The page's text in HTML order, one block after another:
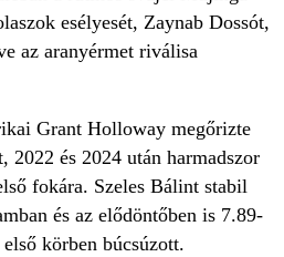
esélyesét, Zaynab Dossót,
az aranyérmet riválisa
Grant Holloway megőrizte
2022 és 2024 után harmadszor
fokára. Szeles Bálint stabil
és az elődöntőben is 7.89-
körben búcsúzott.